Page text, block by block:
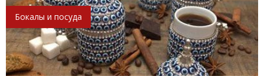
Бокалы и посуда